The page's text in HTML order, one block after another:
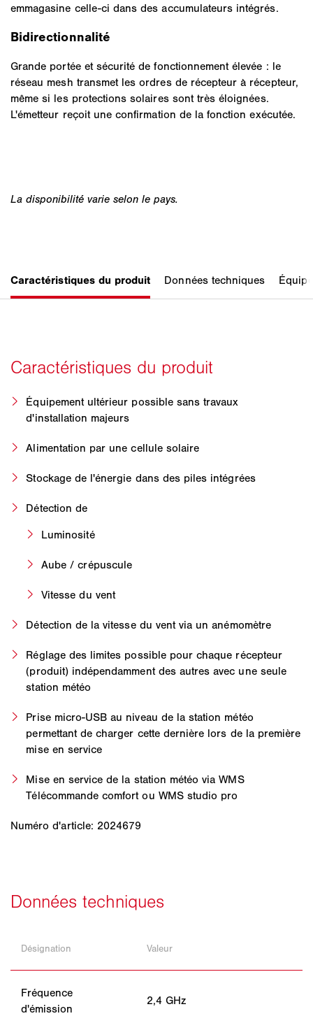
emmagasine celle-ci dans des accumulateurs intégrés.
Bidirectionnalité
Grande portée et sécurité de fonctionnement élevée : le
réseau mesh transmet les ordres de récepteur à récepteur,
même si les protections solaires sont très éloignées.
L'émetteur reçoit une confirmation de la fonction exécutée.
Équipement ultérieur possible sans travaux
d'installation majeurs
Alimentation par une cellule solaire
Stockage de l'énergie dans des piles intégrées
Détection de
Luminosité
Aube / crépuscule
Vitesse du vent
Détection de la vitesse du vent via un anémomètre
Réglage des limites possible pour chaque récepteur
(produit) indépendamment des autres avec une seule
station météo
Prise micro-USB au niveau de la station météo
permettant de charger cette dernière lors de la première
mise en service
Mise en service de la station météo via WMS
Télécommande comfort ou WMS studio pro
Numéro d'article: 2024679
Désignation Valeur
Fréquence
d'émission
2,4 GHz